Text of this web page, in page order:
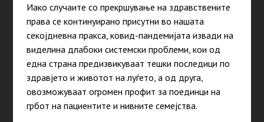
Иако случаите со прекршување на здравствените
права се континуирано присутни во нашата
секојдневна пракса, ковид-пандемијата извади на
виделина длабоки системски проблеми, кои од
една страна предизвикуваат тешки последици по
здравјето и животот на луѓето, а од друга,
овозможуваат огромен профит за поединци на
грбот на пациентите и нивните семејства.